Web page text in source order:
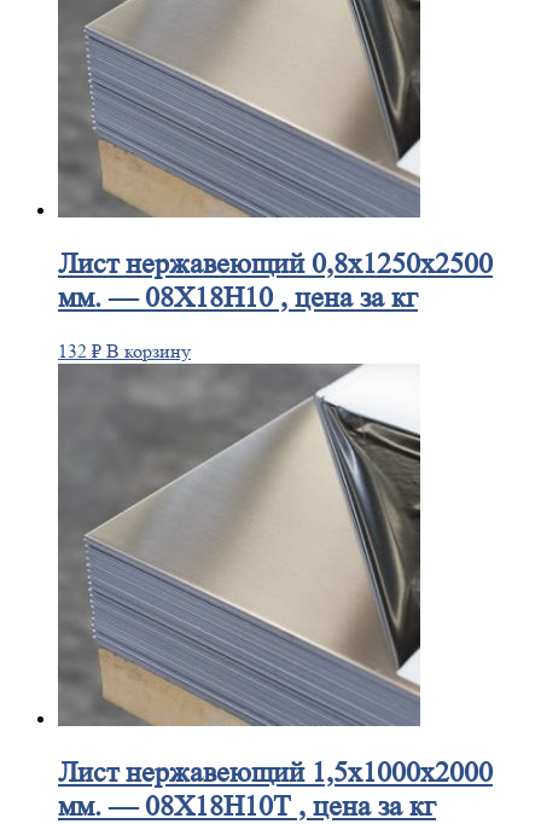
Листнержавеющий 0,8x1250x2500
мм. — 08Х18Н10 , цена за кг
132 ₽ В корзину
Листнержавеющий 1,5x1000x2000
мм. — 08Х18Н10Т , цена за кг